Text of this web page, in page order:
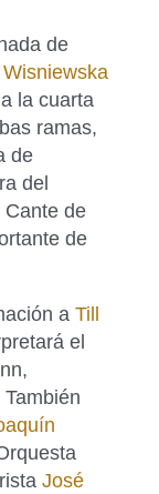
de
la cuarta
ramas,
de
del
Cante de
de
a Till
el
José